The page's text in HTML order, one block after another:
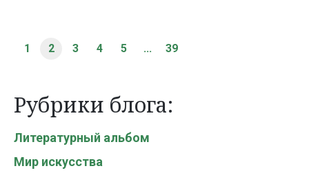
1 2 3 4 5 ... 39
Рубрики блога:
Литературный альбом
Мир искусства